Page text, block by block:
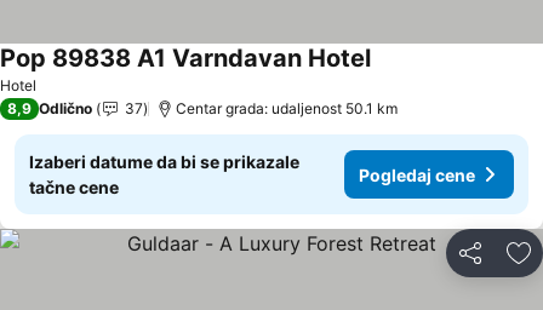
Hotel
Pop 89838 A1 Varndavan Hotel
8,9 Odlično 37 Centar grada: udaljenost 50.1 km
Izaberi datume da bi se prikazale
tačne cene
Pogledaj cene
Deli